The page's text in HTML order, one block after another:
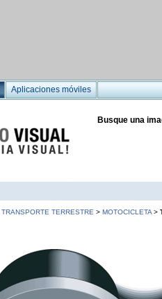
Aplicaciones móviles
Busque una
TRANSPORTE TERRESTRE > MOTOCICLETA >